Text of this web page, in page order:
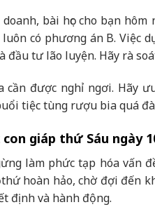
bài học cho bạn
luôn có phương án B.
đầu tư lão luyện. Hãy rà
cần được nghỉ ngơi. Hãy
tiệc tùng rượu bia quá
con giáp thứ Sáu ngày
làm phức tạp hóa vấn
thứ hoàn hảo, chờ đợi đến
định và hành động.